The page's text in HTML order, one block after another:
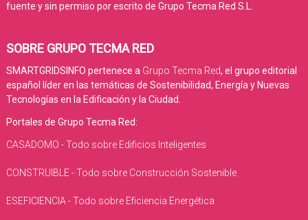
fuente y sin permiso por escrito de Grupo Tecma Red S.L.
SOBRE GRUPO TECMA RED
SMARTGRIDSINFO pertenece a Grupo Tecma Red, el grupo editorial
español líder en las temáticas de Sostenibilidad, Energía y Nuevas
Tecnologías en la Edificación y la Ciudad.
Portales de Grupo Tecma Red:
CASADOMO - Todo sobre Edificios Inteligentes
CONSTRUIBLE - Todo sobre Construcción Sostenible
ESEFICIENCIA - Todo sobre Eficiencia Energética